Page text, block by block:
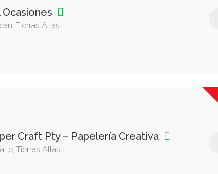
Ocasiones
Tierras Altas
Craft Pty – Papelería Creativa
Tierras Altas